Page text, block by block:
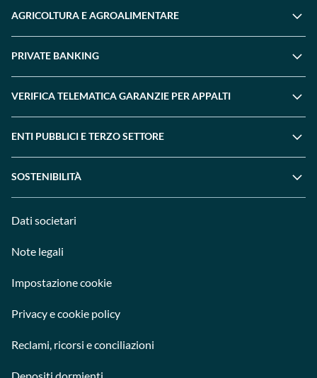
AGRICOLTURA E AGROALIMENTARE
PRIVATE BANKING
VERIFICA TELEMATICA GARANZIE PER APPALTI
ENTI PUBBLICI E TERZO SETTORE
SOSTENIBILITÀ
Dati societari
Note legali
Impostazione cookie
Privacy e cookie policy
Reclami, ricorsi e conciliazioni